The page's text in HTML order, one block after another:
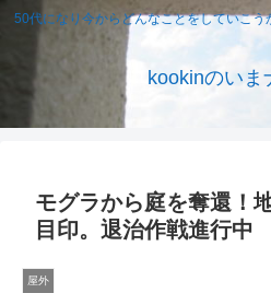
50代になり今からどんなことをしていこ
kookinのいま
モグラから庭を奪還！
目印。退治作戦進行中
屋外